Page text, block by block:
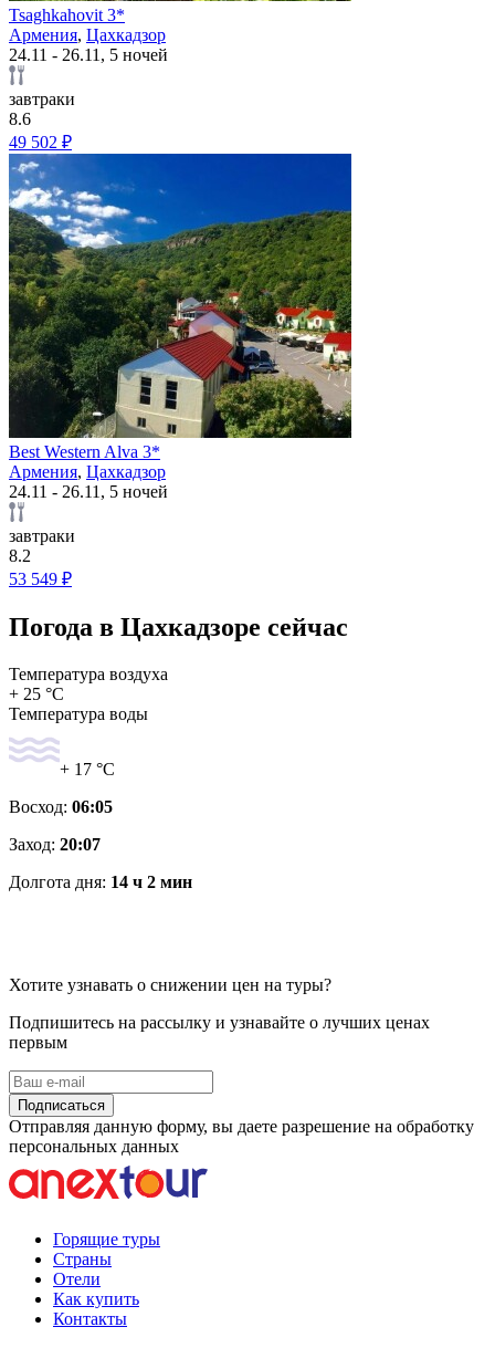
Tsaghkahovit 3*
Армения, Цахкадзор
24.11 - 26.11, 5 ночей
завтраки
8.6
49 502 ₽
Best Western Alva 3*
Армения, Цахкадзор
24.11 - 26.11, 5 ночей
завтраки
8.2
53 549 ₽
Погода в Цахкадзоре сейчас
Температура воздуха
+ 25 °C
Температура воды
+ 17 °C
Восход: 06:05
Заход: 20:07
Долгота дня: 14 ч 2 мин
Хотите узнавать о снижении цен на туры?
Подпишитесь на рассылку и узнавайте о лучших ценах
первым
Подписаться
Отправляя данную форму, вы даете разрешение на обработку
персональных данных
Горящие туры
Страны
Отели
Как купить
Контакты